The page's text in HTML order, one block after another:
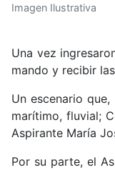
Imagen Ilustrativa
Una vez
mando y recibir
Un escenario
marítimo, fluvial;
Aspirante María
Por su parte, el